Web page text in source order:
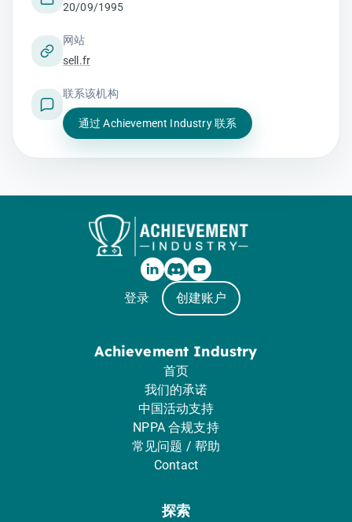
20/09/1995
网站
sell.fr
联系该机构
通过 Achievement Industry 联系
登录 创建账户
Achievement Industry
首页
我们的承诺
中国活动支持
NPPA 合规支持
常见问题 / 帮助
Contact
探索